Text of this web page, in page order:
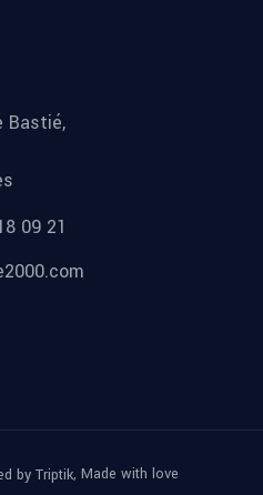
Bastié,
09 21
by Triptik, Made with love